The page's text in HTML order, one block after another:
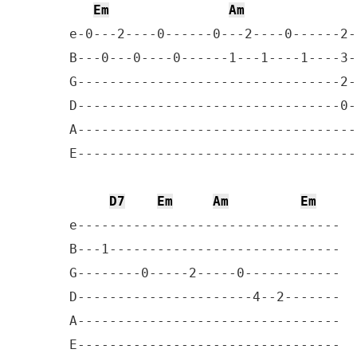
Em Am
e-0---2----0------0---2----0------
B---0---0----0------1---1----1----
G---------------------------------
D---------------------------------
D7 Em Am
Em
e---------------------------------
B---1-----------------------------
G--------0-----2-----0------------
D----------------------4--2-------
A---------------------------------
E---------------------------------